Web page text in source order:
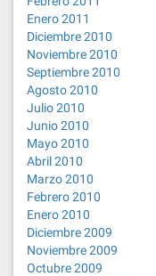
Enero 2011
Diciembre 2010
Noviembre 2010
Septiembre 2010
Agosto 2010
Julio 2010
Junio 2010
Mayo 2010
Abril 2010
Marzo 2010
Febrero 2010
Enero 2010
Diciembre 2009
Noviembre 2009
Octubre 2009